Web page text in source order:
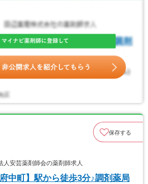
保存する
安芸薬剤師会の薬剤師求人
中町】駅から徒歩3分♪調剤薬局